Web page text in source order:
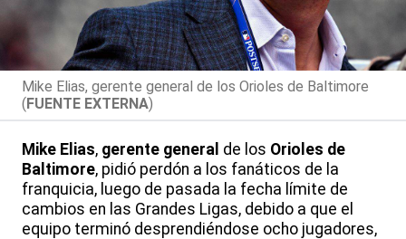
Mike Elias, gerente general de los Orioles de Baltimore
(FUENTE EXTERNA)
Mike Elias, gerente general de los Orioles de
Baltimore, pidió perdón a los fanáticos de la
franquicia, luego de pasada la fecha límite de
cambios en las Grandes Ligas, debido a que el
equipo terminó desprendiéndose ocho jugadores,